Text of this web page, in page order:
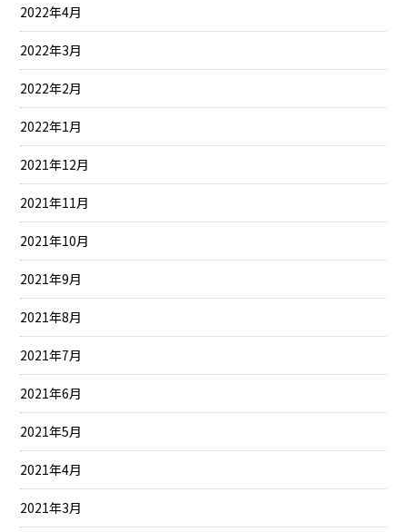
2022年4月
2022年3月
2022年2月
2022年1月
2021年12月
2021年11月
2021年10月
2021年9月
2021年8月
2021年7月
2021年6月
2021年5月
2021年4月
2021年3月